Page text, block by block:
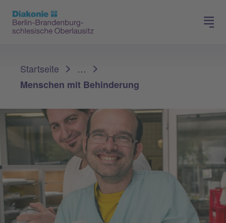
Presse
Startseite
…
Menschen mit Behinderung